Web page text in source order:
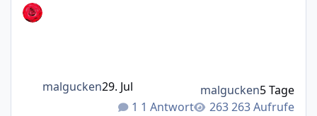
1 Antwort 263 Aufrufe
malgucken29. Jul malgucken5 Tage